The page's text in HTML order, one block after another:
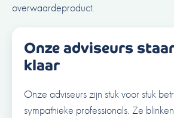
overwaardeproduct.
Onze adviseurs
klaar
Onze adviseurs zijn stuk voor stuk
sympathieke professionals. Ze